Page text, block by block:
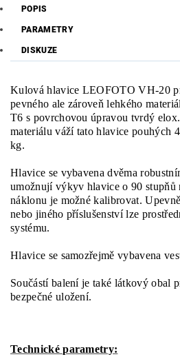
POPIS
PARAMETRY
DISKUZE
Kulová hlavice LEOFOTO VH-20
pevného ale zároveň lehkého
T6 s povrchovou úpravou tvrdý
materiálu váží tato hlavice pouhých
kg.
Hlavice se vybavena dvěma
umožnují výkyv hlavice o 90 stupňů
náklonu je možné kalibrovat.
nebo jiného příslušenství lze
systému.
Hlavice se samozřejmě vybavena
Součástí balení je také látkový obal
bezpečné uložení.
Technické parametry: